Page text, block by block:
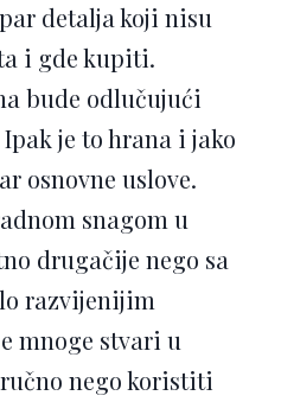
detalja koji nisu
i gde kupiti.
bude odlučujući
je to hrana i jako
osnovne uslove.
snagom u
drugačije nego sa
razvijenijim
mnoge stvari u
nego koristiti